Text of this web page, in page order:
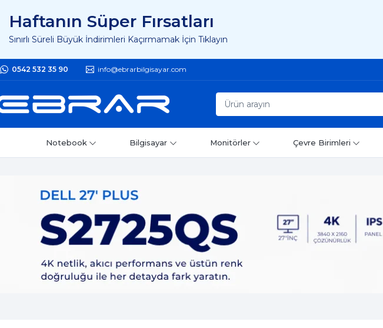
Haftanın Süper Fırsatları
Sınırlı Süreli Büyük İndirimleri Kaçırmamak İçin Tıklayın
0542 532 35 90 info@ebrarbilgisayar.com
Notebook Bilgisayar Monitörler Çevre Birimleri